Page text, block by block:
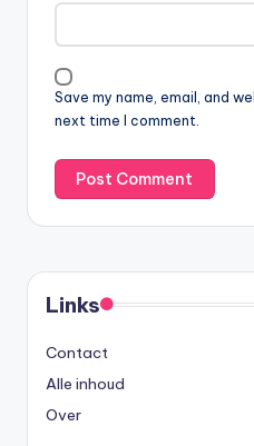
Save my name, email, and
next time I comment.
Links
Contact
Alle inhoud
Over